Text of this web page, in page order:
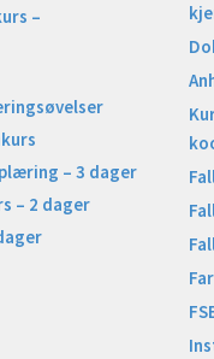
–
– 3 dager
– 2 dager